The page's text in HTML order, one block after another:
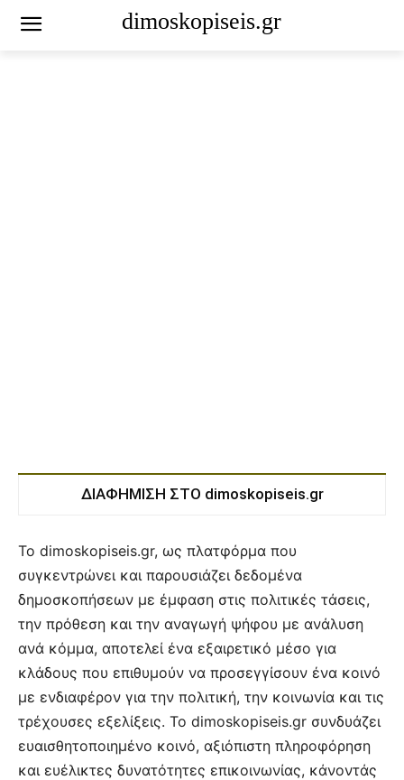
dimoskopiseis.gr
ΔΙΑΦΗΜΙΣΗ ΣΤΟ dimoskopiseis.gr
Το dimoskopiseis.gr, ως πλατφόρμα που
συγκεντρώνει και παρουσιάζει δεδομένα
δημοσκοπήσεων με έμφαση στις πολιτικές τάσεις,
την πρόθεση και την αναγωγή ψήφου με ανάλυση
ανά κόμμα, αποτελεί ένα εξαιρετικό μέσο για
κλάδους που επιθυμούν να προσεγγίσουν ένα κοινό
με ενδιαφέρον για την πολιτική, την κοινωνία και τις
τρέχουσες εξελίξεις. Το dimoskopiseis.gr συνδυάζει
ευαισθητοποιημένο κοινό, αξιόπιστη πληροφόρηση
και ευέλικτες δυνατότητες επικοινωνίας, κάνοντάς